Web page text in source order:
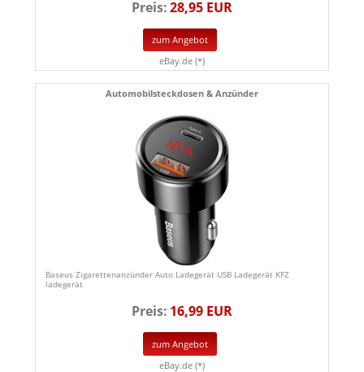
Preis:28,95 EUR
zum Angebot
eBay.de (*)
Automobilsteckdosen & Anzünder
Baseus Zigarettenanzünder Auto Ladegerät USB Ladegerät KFZ
ladegerät
Preis: 16,99 EUR
zum Angebot
eBay.de (*)